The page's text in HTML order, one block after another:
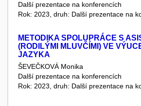
Další prezentace na konferencích
Rok: 2023, druh: Další prezentace na
METODIKA SPOLUPRÁCE S
(RODILÝMI MLUVČÍMI) VE
JAZYKA
ŠEVEČKOVÁ Monika
Další prezentace na konferencích
Rok: 2023, druh: Další prezentace na